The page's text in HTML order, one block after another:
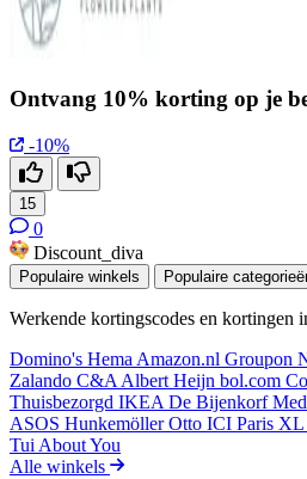
Ontvang 10% korting op je
-10%
15
0
Discount_diva
Populaire winkels Populaire
Werkende kortingscodes en kortingen
Domino's Hema Amazon.nl Groupon
Zalando C&A Albert Heijn bol.com
Thuisbezorgd IKEA De Bijenkorf
ASOS HunkemöllerOtto ICI Paris XL
Tui About You
Alle winkels